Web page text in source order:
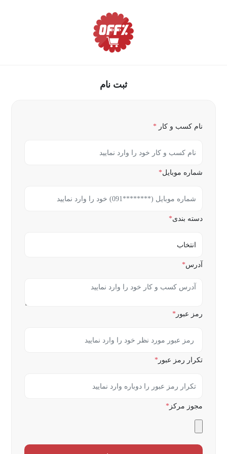
ثبت نام
نام کسب و کار *
شماره موبایل*
دسته بندی*
آدرس*
رمز عبور*
تکرار رمز عبور*
مجوز مرکز*